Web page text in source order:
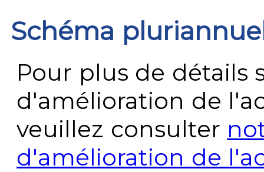
Schéma
Pour plus de détails
d'amélioration de
veuillez consulter
d'amélioration de